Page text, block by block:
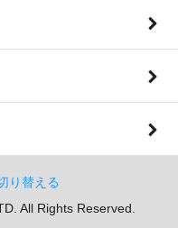
り替える
All Rights Reserved.